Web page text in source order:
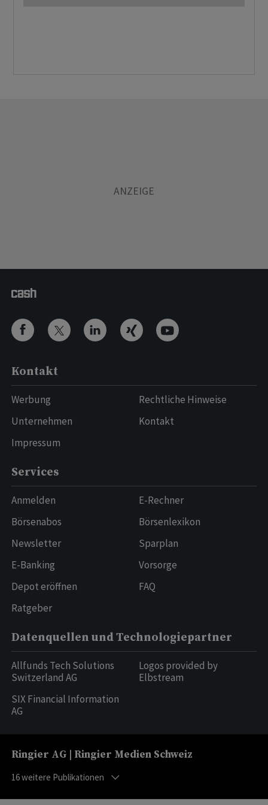
Kontakt
Werbung
Unternehmen
Impressum
Rechtliche Hinweise
Kontakt
Services
Anmelden
Börsenabos
Newsletter
E-Banking
Depot eröffnen
Ratgeber
E-Rechner
Börsenlexikon
Sparplan
Vorsorge
FAQ
Datenquellen und Technologiepartner
Allfunds Tech Solutions
Switzerland AG
SIX Financial Information
AG
Logos provided by
Elbstream
Ringier AG | Ringier Medien Schweiz
16weitere Publikationen